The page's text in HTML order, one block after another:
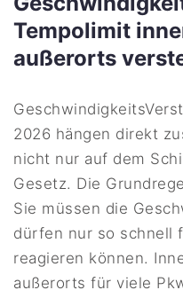
Tempolimit
außerorts
2026 hängen direkt
nicht nur auf dem
Gesetz. Die
Sie müssen die
dürfen nur so schnell
reagieren können.
außerorts für viele